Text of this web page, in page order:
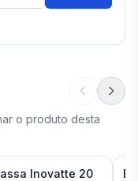
o produto desta
Inovatte 20